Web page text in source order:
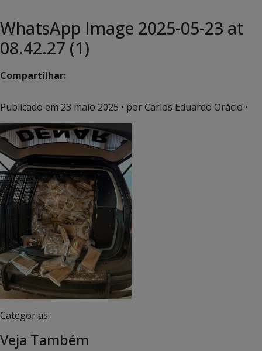
WhatsApp Image 2025-05-23 at
08.42.27 (1)
Compartilhar:
Publicado em 23 maio 2025 • por Carlos Eduardo Orácio •
Categorias :
Veja Também